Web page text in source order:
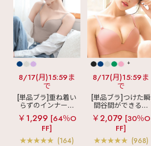
8/17(月)15:59ま
で
[単品ブラ]重ね着い
らずのインナーブ
ラ
リッチバスト
ブラトップ (ワイヤ
ー入り)
￥1,299 [64％O
FF]
(164)
+
8/17(月)15:59ま
で
[単品ブラ]つけた瞬
間谷間ができるシ
ームレスブラ
超
盛ブラ(R) シームレ
ス 単品ブラジャー
￥2,079 [30％O
FF]
(968)